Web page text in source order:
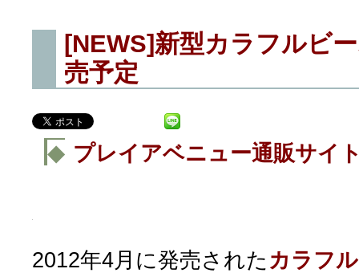
[NEWS]新型カラフルビ
売予定
◆ プレイアベニュー通販サイ
2012年4月に発売された カラフ